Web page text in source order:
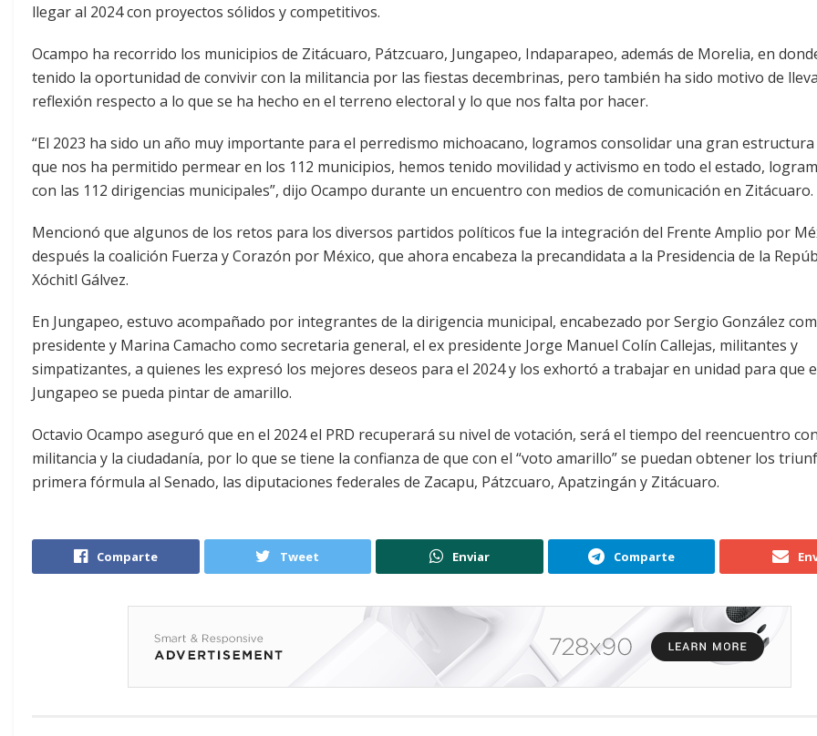
llegar al 2024 con proyectos sólidos y competitivos.
Ocampo ha recorrido los municipios de Zitácuaro, Pátzcuaro, Jungapeo, Indaparapeo, además de Morelia, en
tenido la oportunidad de convivir con la militancia por las fiestas decembrinas, pero también ha sido motivo de
reflexión respecto a lo que se ha hecho en el terreno electoral y lo que nos falta por hacer.
“El 2023 ha sido un año muy importante para el perredismo michoacano, logramos consolidar una gran
que nos ha permitido permear en los 112 municipios, hemos tenido movilidad y activismo en todo el estado,
con las 112 dirigencias municipales”, dijo Ocampo durante un encuentro con medios de comunicación en Zitácuaro.
Mencionó que algunos de los retos para los diversos partidos políticos fue la integración del Frente Amplio por
después la coalición Fuerza y Corazón por México, que ahora encabeza la precandidata a la Presidencia de la
Xóchitl Gálvez.
En Jungapeo, estuvo acompañado por integrantes de la dirigencia municipal, encabezado por Sergio González
presidente y Marina Camacho como secretaria general, el ex presidente Jorge Manuel Colín Callejas, militantes y
simpatizantes, a quienes les expresó los mejores deseos para el 2024 y los exhortó a trabajar en unidad para que
Jungapeo se pueda pintar de amarillo.
Octavio Ocampo aseguró que en el 2024 el PRD recuperará su nivel de votación, será el tiempo del reencuentro
militancia y la ciudadanía, por lo que se tiene la confianza de que con el “voto amarillo” se puedan obtener los
primera fórmula al Senado, las diputaciones federales de Zacapu, Pátzcuaro, Apatzingán y Zitácuaro.
Comparte Tweet Enviar Comparte